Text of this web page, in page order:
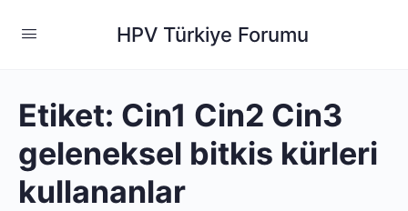
HPV Türkiye Forumu
Etiket: Cin1 Cin2 Cin3
geleneksel bitkis kürleri
kullananlar